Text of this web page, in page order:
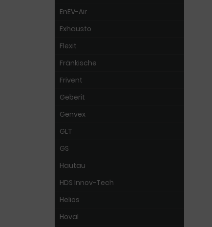
EnEV-Air
Exhausto
Flexit
Fränkische
Frivent
Geberit
Genvex
GLT
GS
Hautau
HDS Innov-Tech
Helios
Hoval